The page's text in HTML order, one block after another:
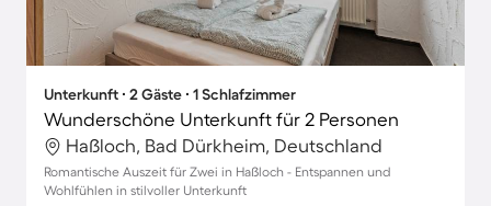
Unterkunft ∙ 2 Gäste ∙ 1 Schlafzimmer
Wunderschöne Unterkunft für 2 Personen
Haßloch, Bad Dürkheim, Deutschland
Romantische Auszeit für Zwei in Haßloch - Entspannen und
Wohlfühlen in stilvoller Unterkunft